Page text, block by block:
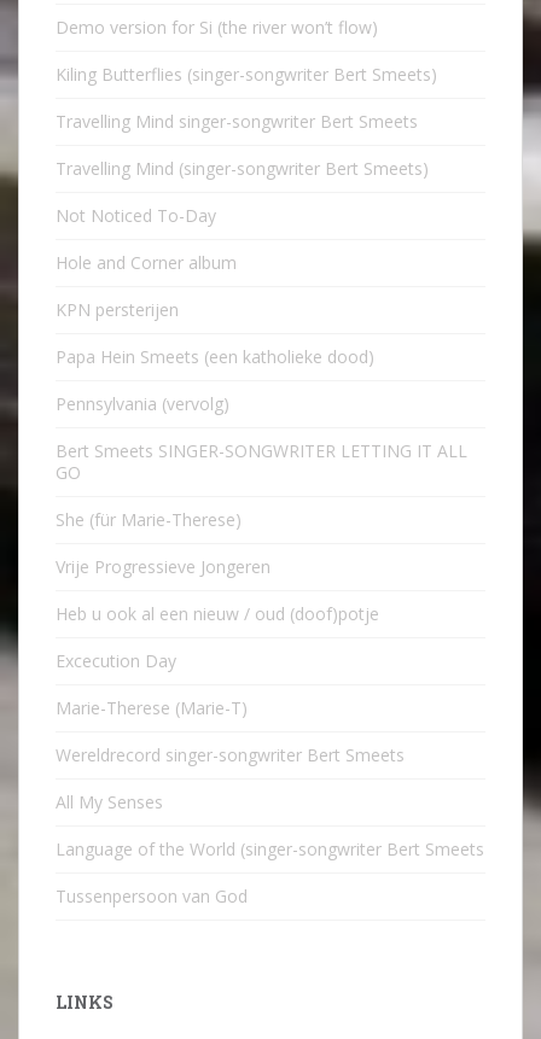
Demo version for Si (the river won’t flow)
Kiling Butterflies (singer-songwriter Bert Smeets)
Travelling Mind singer-songwriter Bert Smeets
Travelling Mind (singer-songwriter Bert Smeets)
Not Noticed To-Day
Hole and Corner album
KPN persterijen
Papa Hein Smeets (een katholieke dood)
Pennsylvania (vervolg)
Bert Smeets SINGER-SONGWRITER LETTING IT ALL
GO
She (für Marie-Therese)
Vrije Progressieve Jongeren
Heb u ook al een nieuw / oud (doof)potje
Excecution Day
Marie-Therese (Marie-T)
Wereldrecord singer-songwriter Bert Smeets
All My Senses
Language of the World (singer-songwriter Bert Smeets
Tussenpersoon van God
LINKS